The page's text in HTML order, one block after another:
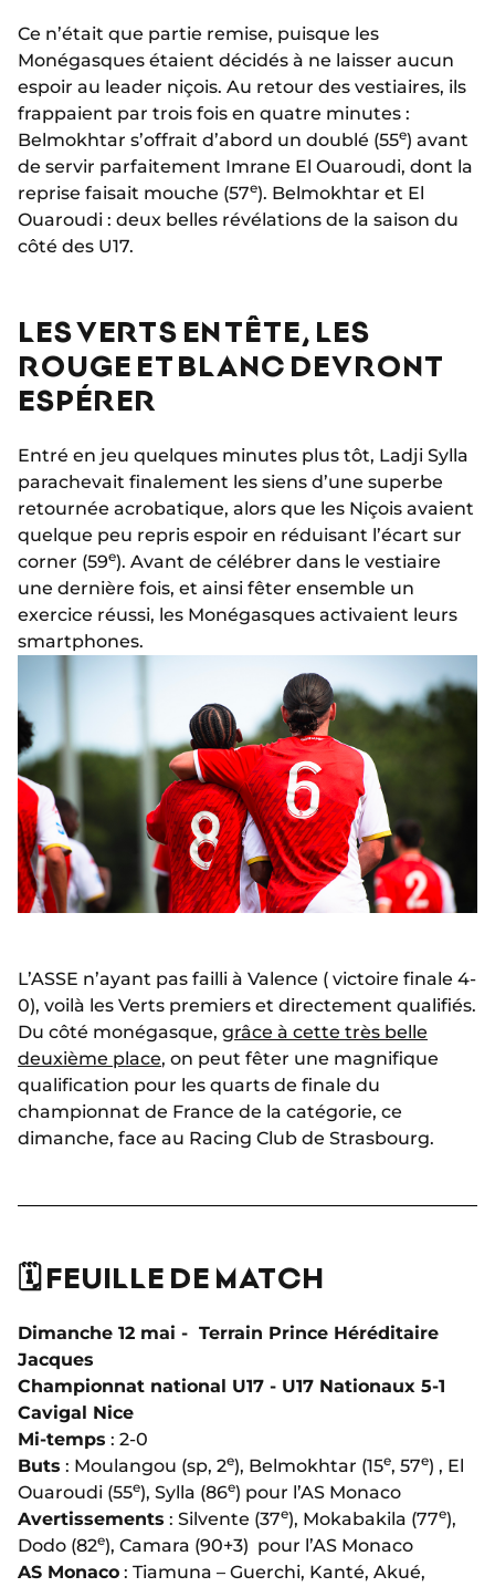
Ce n’était que partie remise, puisque les
Monégasques étaient décidés à ne laisser aucun
espoir au leader niçois. Au retour des vestiaires, ils
frappaient par trois fois en quatre minutes :
Belmokhtar s’offrait d’abord un doublé (55e) avant
de servir parfaitement Imrane El Ouaroudi, dont la
reprise faisait mouche (57e). Belmokhtar et El
Ouaroudi : deux belles révélations de la saison du
côté des U17.
LES VERTS EN TÊTE, LES
ROUGE ET BLANC DEVRONT
ESPÉRER
Entré en jeu quelques minutes plus tôt, Ladji Sylla
parachevait finalement les siens d’une superbe
retournée acrobatique, alors que les Niçois avaient
quelque peu repris espoir en réduisant l’écart sur
corner (59e). Avant de célébrer dans le vestiaire
une dernière fois, et ainsi fêter ensemble un
exercice réussi, les Monégasques activaient leurs
smartphones.
L’ASSE n’ayant pas failli à Valence ( victoire finale 4-
0), voilà les Verts premiers et directement qualifiés.
Du côté monégasque, grâce à cette très belle
deuxième place, on peut fêter une magnifique
qualification pour les quarts de finale du
championnat de France de la catégorie, ce
dimanche, face au Racing Club de Strasbourg.
🗓️ FEUILLE DE MATCH
Dimanche 12 mai - Terrain Prince Héréditaire
Jacques
Championnat national U17 - U17 Nationaux 5-1
Cavigal Nice
Mi-temps : 2-0
Buts : Moulangou (sp, 2e), Belmokhtar (15e, 57e) , El
Ouaroudi (55e), Sylla (86e) pour l’AS Monaco
Avertissements : Silvente (37e), Mokabakila (77e),
Dodo (82e), Camara (90+3) pour l’AS Monaco
AS Monaco : Tiamuna – Guerchi, Kanté, Akué,